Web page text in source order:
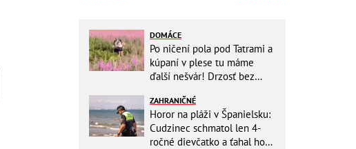
DOMÁCE
Po ničení pola pod Tatrami a
kúpaní v plese tu máme
ďalší nešvár! Drzosť bez
vošla do...
ZAHRANIČNÉ
Horor na pláži v Španielsku:
Cudzinec schmatol len 4-
ročné dievčatko a ťahal ho